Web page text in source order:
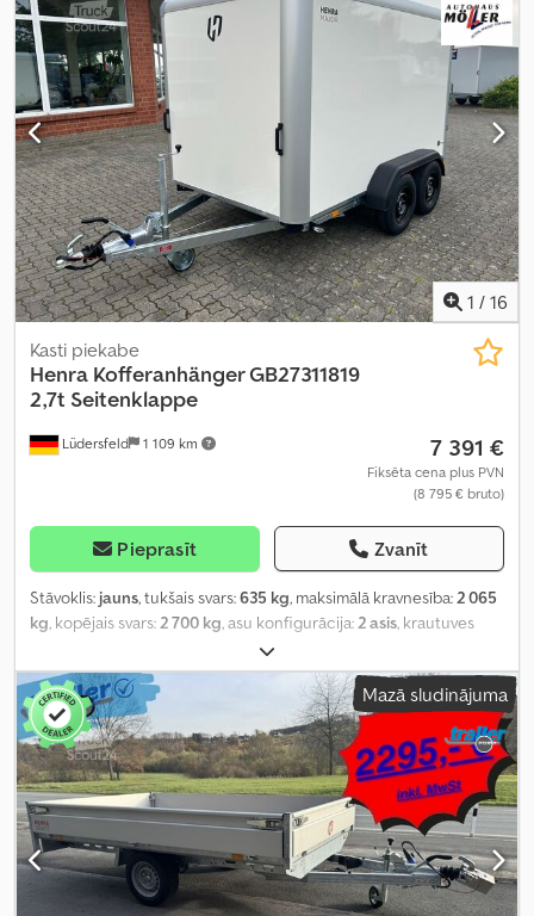
1 / 16
Lüdersfeld 1 109 km
Kasti piekabe
Henra Kofferanhänger GB27311819
2,7t Seitenklappe
7 391 €
Fiksēta cena plus PVN
(8 795 € bruto)
Pieprasīt Zvanīt
Stāvoklis: jauns, tukšais svars:635 kg, maksimālā kravnesība: 2 065
kg , kopējais svars: 2 700 kg , asu konfigurācija: 2 asis , krautuves
, iekraušanas vietas platums:
iekraušanas telpas augstums:1 900 mm, Ražošanas gads:2025,
nobraukums:50 km , pārnesuma veids:mehānisks,
energoefektivitāte:
Mazā sludinājuma